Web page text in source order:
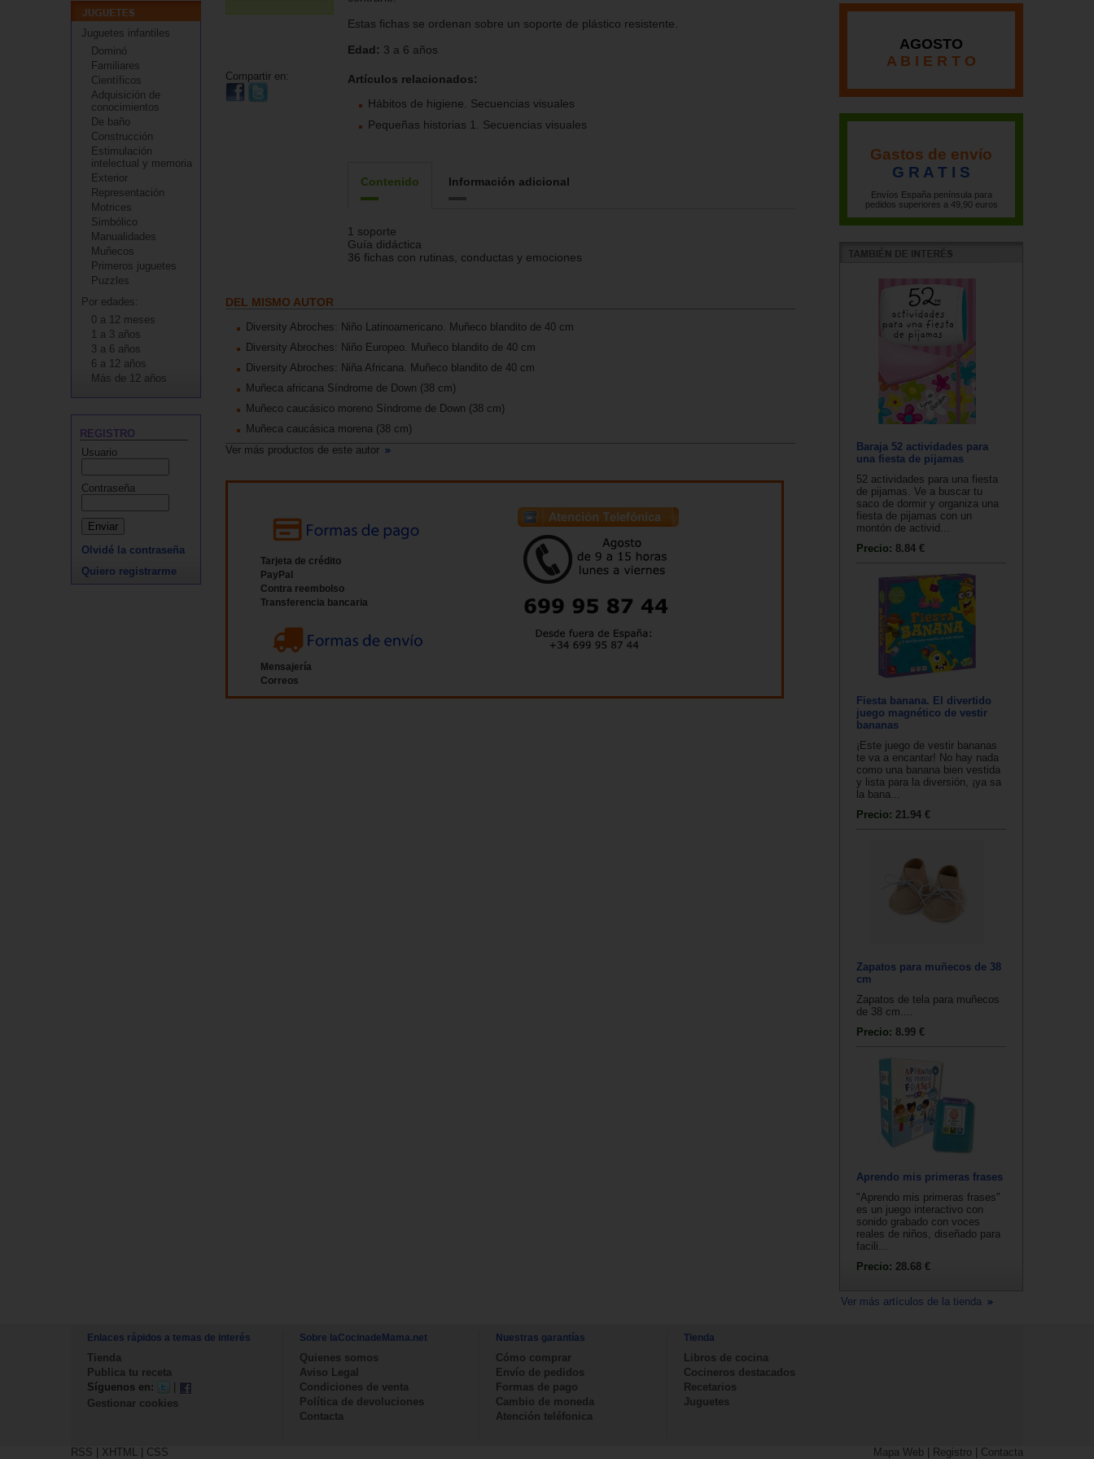
Juguetes infantiles
Dominó
Familiares
Científicos
Adquisición de
conocimientos
De baño
Construcción
Estimulación
intelectual y memoria
Exterior
Representación
Motrices
Simbólico
Manualidades
Muñecos
Primeros juguetes
Puzzles
Por edades:
0 a 12 meses
1 a 3 años
3 a 6 años
6 a 12 años
Más de 12 años
REGISTRO
Usuario
Contraseña
Olvidé la contraseña
Quiero registrarme
Compartir en:
Estas fichas se ordenan sobre un soporte de plástico resistente.
Edad: 3 a 6 años
Artículos relacionados:
Hábitos de higiene. Secuencias visuales
Pequeñas historias 1. Secuencias visuales
Contenido Información adicional
1 soporte
Guía didáctica
36 fichas con rutinas, conductas y emociones
DEL MISMO AUTOR
Diversity Abroches: Niño Latinoamericano. Muñeco blandito de 40 cm
Diversity Abroches: Niño Europeo. Muñeco blandito de 40 cm
Diversity Abroches: Niña Africana. Muñeco blandito de 40 cm
Muñeca africana Síndrome de Down (38 cm)
Muñeco caucásico moreno Síndrome de Down (38 cm)
Muñeca caucásica morena (38 cm)
Ver más productos de este autor
Tarjeta de crédito
PayPal
Contra reembolso
Transferencia bancaria
Mensajería
Correos
AGOSTO
A B I E R T O
Gastos de envío
G R A T I S
Envíos España península para
pedidos superiores a 49,90 euros
Baraja 52 actividades para
una fiesta de pijamas
52 actividades para una fiesta
de pijamas. Ve a buscar tu
saco de dormir y organiza una
fiesta de pijamas con un
montón de activid...
Precio: 8.84 €
Fiesta banana. El divertido
juego magnético de vestir
bananas
¡Este juego de vestir bananas
te va a encantar! No hay nada
como una banana bien vestida
y lista para la diversión, ¡ya sa
la bana...
Precio: 21.94 €
Zapatos para muñecos de 38
cm
Zapatos de tela para muñecos
de 38 cm....
Precio: 8.99 €
Aprendo mis primeras frases
"Aprendo mis primeras frases"
es un juego interactivo con
sonido grabado con voces
reales de niños, diseñado para
facili...
Precio: 28.68 €
Ver más artículos de la tienda
Enlaces rápidos a temas de interés
Tienda
Publica tu receta
Síguenos en:
Gestionar cookies
Sobre laCocinadeMama.net
Quienes somos
Aviso Legal
Condiciones de venta
Política de devoluciones
Contacta
Nuestras garantías
Cómo comprar
Envío de pedidos
Formas de pago
Cambio de moneda
Atención teléfonica
Tienda
Libros de cocina
Cocineros destacados
Recetarios
Juguetes
RSS XHTML CSS Mapa Web Registro Contacta